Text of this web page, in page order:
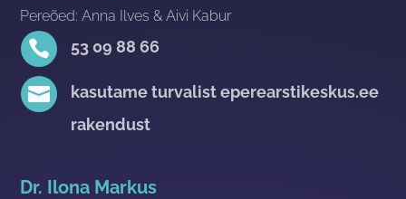
Pereõed: Anna Ilves & Aivi Kabur
 53 09 88 66

kasutame turvalist eperearstikeskus.ee
rakendust
Dr. Ilona Markus